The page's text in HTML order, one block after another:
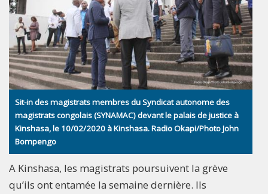
Sit-in des magistrats membres du Syndicat autonome des
magistrats congolais (SYNAMAC) devant le palais de justice à
Kinshasa, le 10/02/2020 à Kinshasa. Radio Okapi/Photo John
Bompengo
A Kinshasa, les magistrats poursuivent la grève
qu’ils ont entamée la semaine dernière. Ils